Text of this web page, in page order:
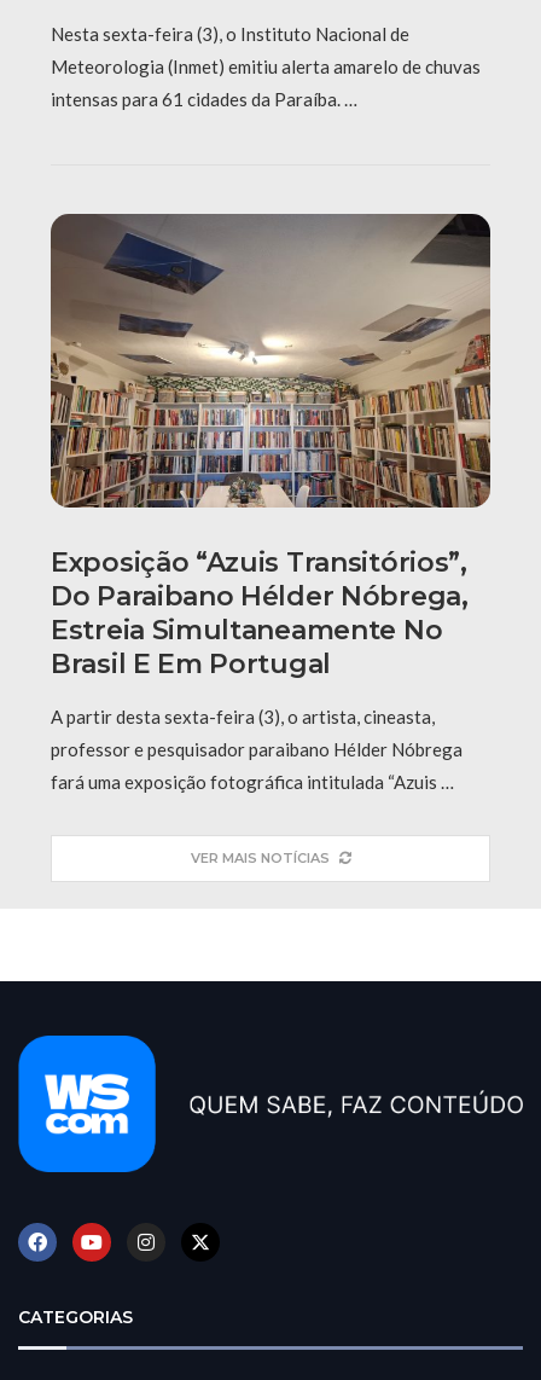
Nesta sexta-feira (3), o Instituto Nacional de
Meteorologia (Inmet) emitiu alerta amarelo de chuvas
intensas para 61 cidades da Paraíba. …
Exposição “Azuis Transitórios”,
Do Paraibano Hélder Nóbrega,
Estreia Simultaneamente No
Brasil E Em Portugal
A partir desta sexta-feira (3), o artista, cineasta,
professor e pesquisador paraibano Hélder Nóbrega
fará uma exposição fotográfica intitulada “Azuis …
VER MAIS NOTÍCIAS
CATEGORIAS